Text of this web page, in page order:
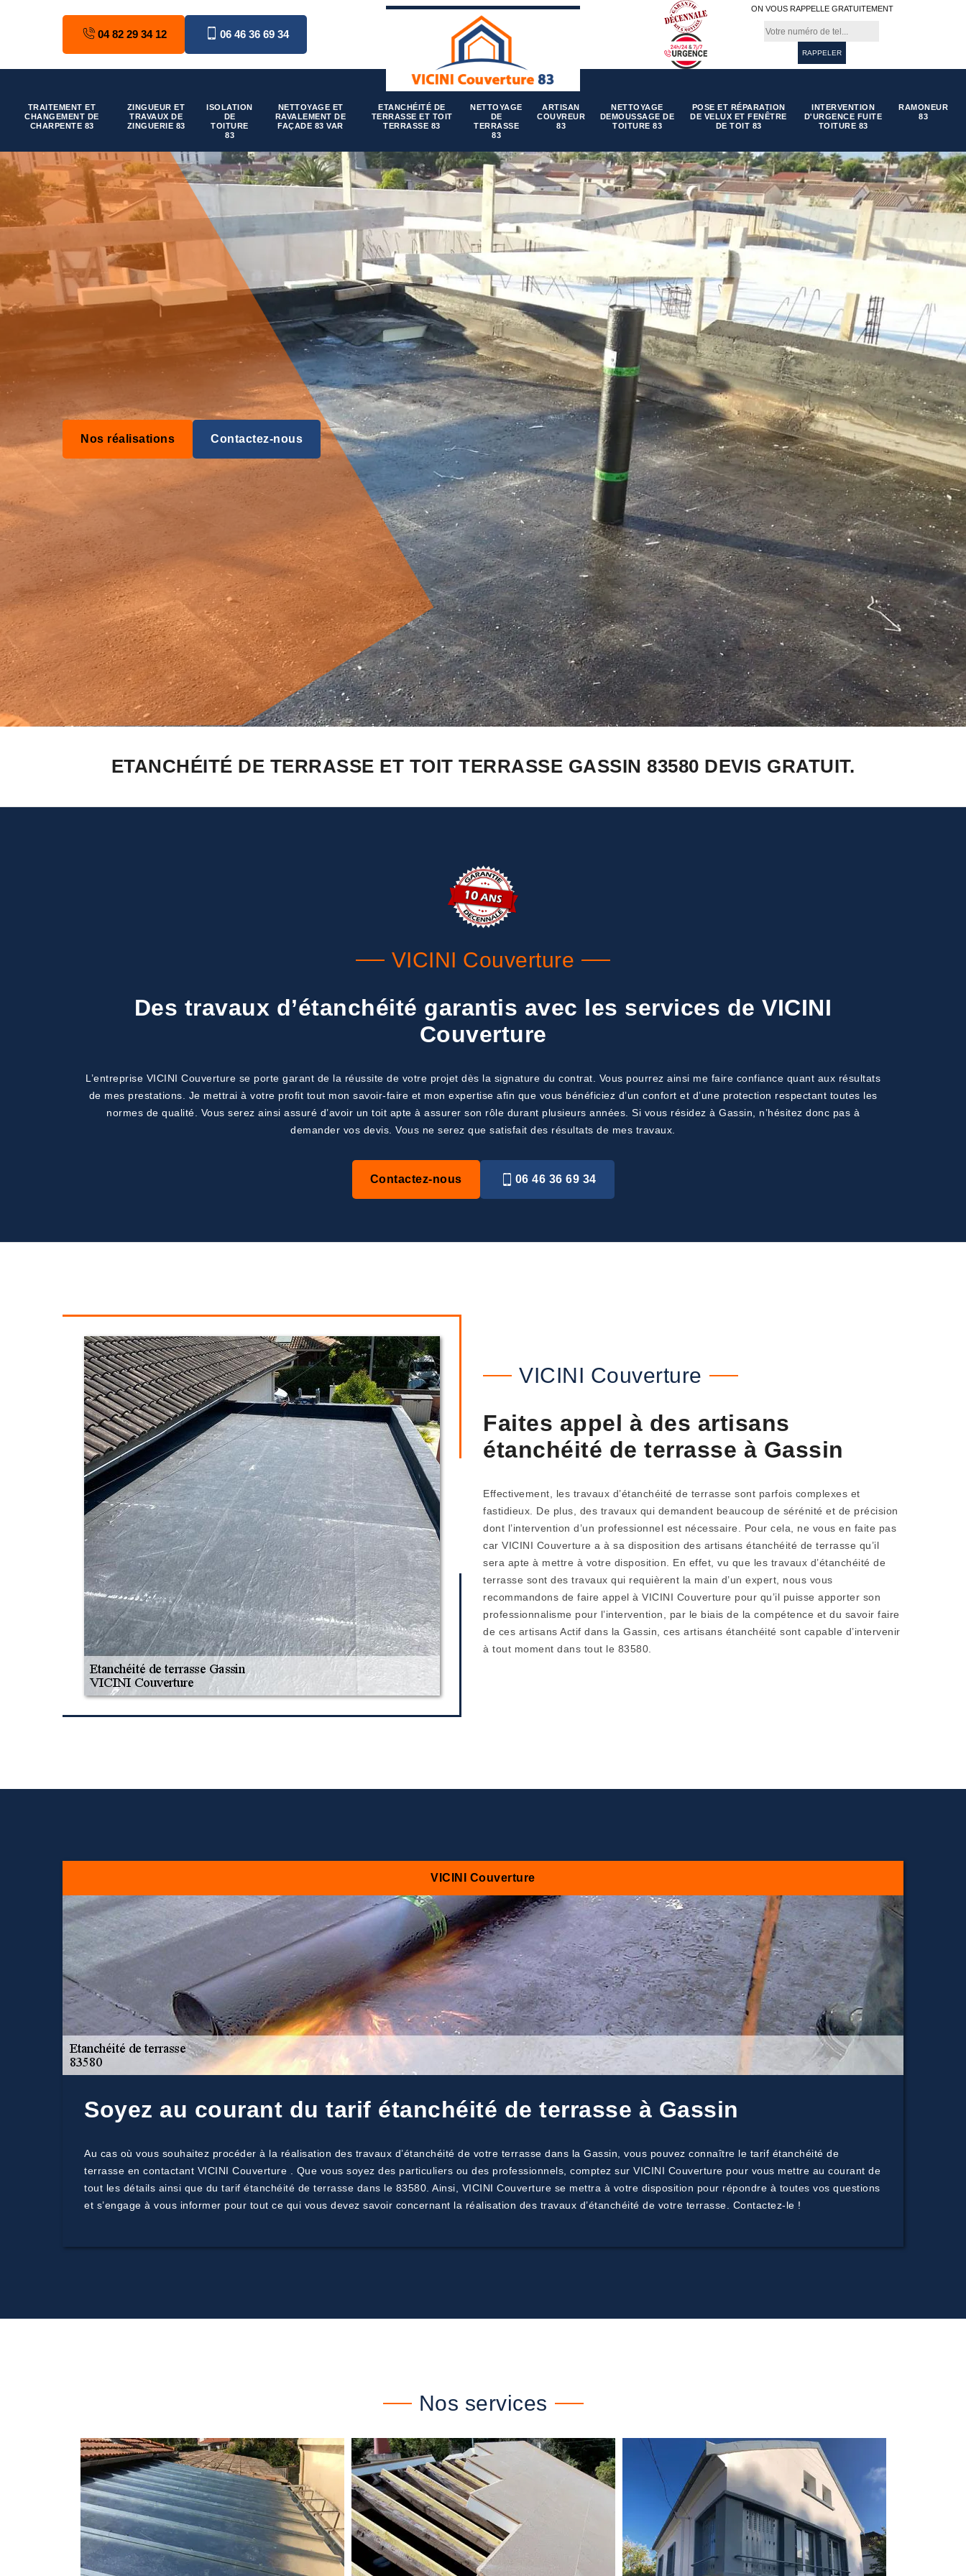
04 82 29 34 12 06 46 36 69 34
ON VOUS RAPPELLE GRATUITEMENT
TRAITEMENT ET
CHANGEMENT DE
CHARPENTE 83
ZINGUEUR ET
TRAVAUX DE
ZINGUERIE 83
ISOLATION
DE
TOITURE
83
NETTOYAGE ET
RAVALEMENT DE
FAÇADE 83 VAR
ETANCHÉITÉ DE
TERRASSE ET TOIT
TERRASSE 83
NETTOYAGE
DE
TERRASSE
83
ARTISAN
COUVREUR
83
NETTOYAGE
DEMOUSSAGE DE
TOITURE 83
POSE ET RÉPARATION
DE VELUX ET FENÊTRE
DE TOIT 83
INTERVENTION
D'URGENCE FUITE
TOITURE 83
RAMONEUR
83
Nos réalisations Contactez-nous
ETANCHÉITÉ DE TERRASSE ET TOIT TERRASSE GASSIN 83580 DEVIS GRATUIT.
VICINI Couverture
Des travaux d’étanchéité garantis avec les services de VICINI
Couverture
L’entreprise VICINI Couverture se porte garant de la réussite de votre projet dès la signature du contrat. Vous pourrez ainsi me faire confiance quant aux résultats
de mes prestations. Je mettrai à votre profit tout mon savoir-faire et mon expertise afin que vous bénéficiez d’un confort et d’une protection respectant toutes les
normes de qualité. Vous serez ainsi assuré d’avoir un toit apte à assurer son rôle durant plusieurs années. Si vous résidez à Gassin, n’hésitez donc pas à
demander vos devis. Vous ne serez que satisfait des résultats de mes travaux.
Contactez-nous 06 46 36 69 34
VICINI Couverture
Faites appel à des artisans
étanchéité de terrasse à Gassin
Effectivement, les travaux d’étanchéité de terrasse sont parfois complexes et
fastidieux. De plus, des travaux qui demandent beaucoup de sérénité et de précision
dont l’intervention d’un professionnel est nécessaire. Pour cela, ne vous en faite pas
car VICINI Couverture a à sa disposition des artisans étanchéité de terrasse qu’il
sera apte à mettre à votre disposition. En effet, vu que les travaux d’étanchéité de
terrasse sont des travaux qui requièrent la main d’un expert, nous vous
recommandons de faire appel à VICINI Couverture pour qu’il puisse apporter son
professionnalisme pour l’intervention, par le biais de la compétence et du savoir faire
de ces artisans Actif dans la Gassin, ces artisans étanchéité sont capable d’intervenir
à tout moment dans tout le 83580.
VICINI Couverture
Soyez au courant du tarif étanchéité de terrasse à Gassin
Au cas où vous souhaitez procéder à la réalisation des travaux d’étanchéité de votre terrasse dans la Gassin, vous pouvez connaître le tarif étanchéité de
terrasse en contactant VICINI Couverture . Que vous soyez des particuliers ou des professionnels, comptez sur VICINI Couverture pour vous mettre au courant de
tout les détails ainsi que du tarif étanchéité de terrasse dans le 83580. Ainsi, VICINI Couverture se mettra à votre disposition pour répondre à toutes vos questions
et s’engage à vous informer pour tout ce qui vous devez savoir concernant la réalisation des travaux d’étanchéité de votre terrasse. Contactez-le !
Nos services